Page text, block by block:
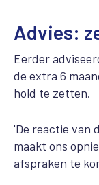
Advies:
Eerder
de extra 6
hold te zetten.
'De reactie van
maakt ons
afspraken te